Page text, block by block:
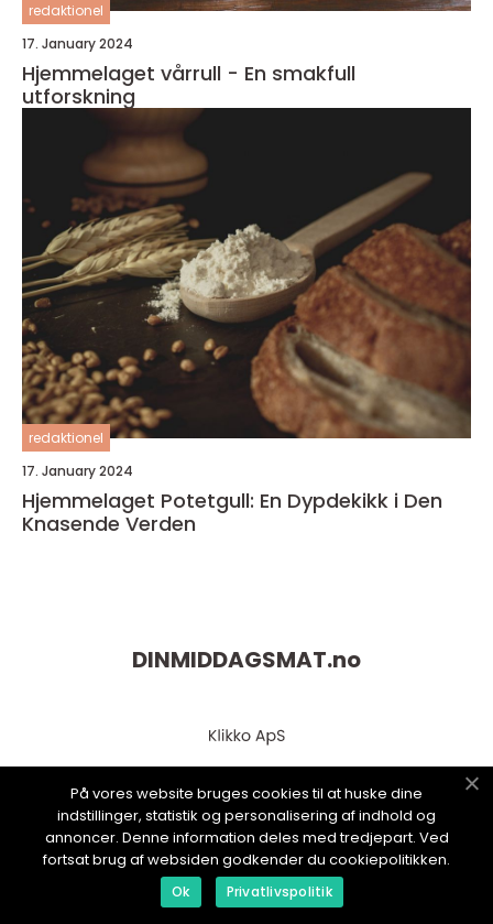
redaktionel
17. January 2024
Hjemmelaget vårrull - En smakfull
utforskning
redaktionel
17. January 2024
Hjemmelaget Potetgull: En Dypdekikk i Den
Knasende Verden
DINMIDDAGSMAT.no
web:www.klikko.dk
På vores website bruges cookies til at huske dine
indstillinger, statistik og personalisering af indhold og
annoncer. Denne information deles med tredjepart. Ved
fortsat brug af websiden godkender du cookiepolitikken.
Ok Privatlivspolitik